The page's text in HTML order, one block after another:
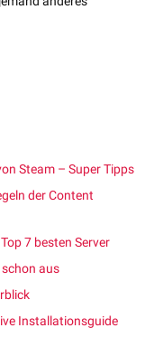
Steam – Super Tipps
der Content
7 besten Server
schon aus
Installationsguide